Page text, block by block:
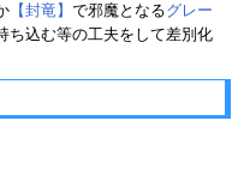
【封竜】 で邪魔となるグレー
ち込む等の工夫をして差別化